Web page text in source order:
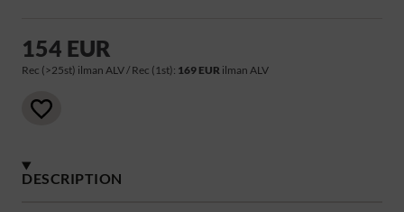
154 EUR
Rec (>25st) ilman ALV / Rec (1st): 169 EUR ilman ALV
DESCRIPTION